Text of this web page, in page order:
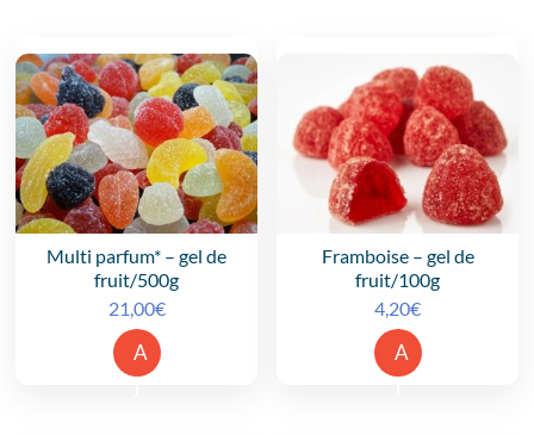
Multi parfum* – gel de
fruit/500g
21,00€
A
j
Framboise– gel de
fruit/100g
4,20€
A
j